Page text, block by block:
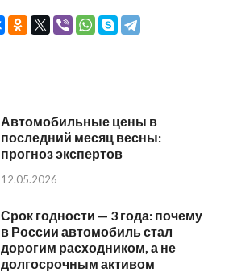
Автомобильные цены в
последний месяц весны:
прогноз экспертов
12.05.2026
Срок годности — 3 года: почему
в России автомобиль стал
дорогим расходником, а не
долгосрочным активом